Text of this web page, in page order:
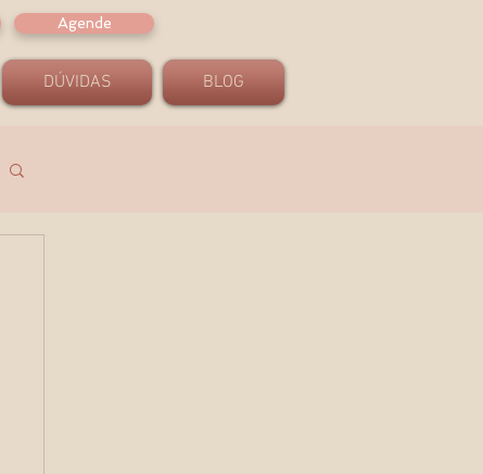
Agende
DÚVIDAS BLOG